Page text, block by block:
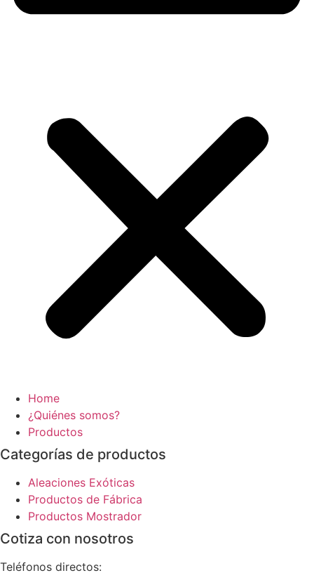
Home
¿Quiénes somos?
Productos
Categorías de productos
Aleaciones Exóticas
Productos de Fábrica
Productos Mostrador
Cotiza con nosotros
Teléfonos directos: